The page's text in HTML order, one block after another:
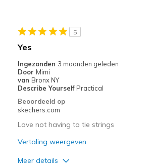
Casual Wear
Width
Feels true to width
Sizing
View On Shoes
I'm Really Into Shoes
5
Yes
Ingezonden 3 maanden geleden
Door Mimi
van Bronx NY
Describe Yourself Practical
Beoordeeld op
skechers.com
Love not having to tie strings
Vertaling weergeven
Meer details